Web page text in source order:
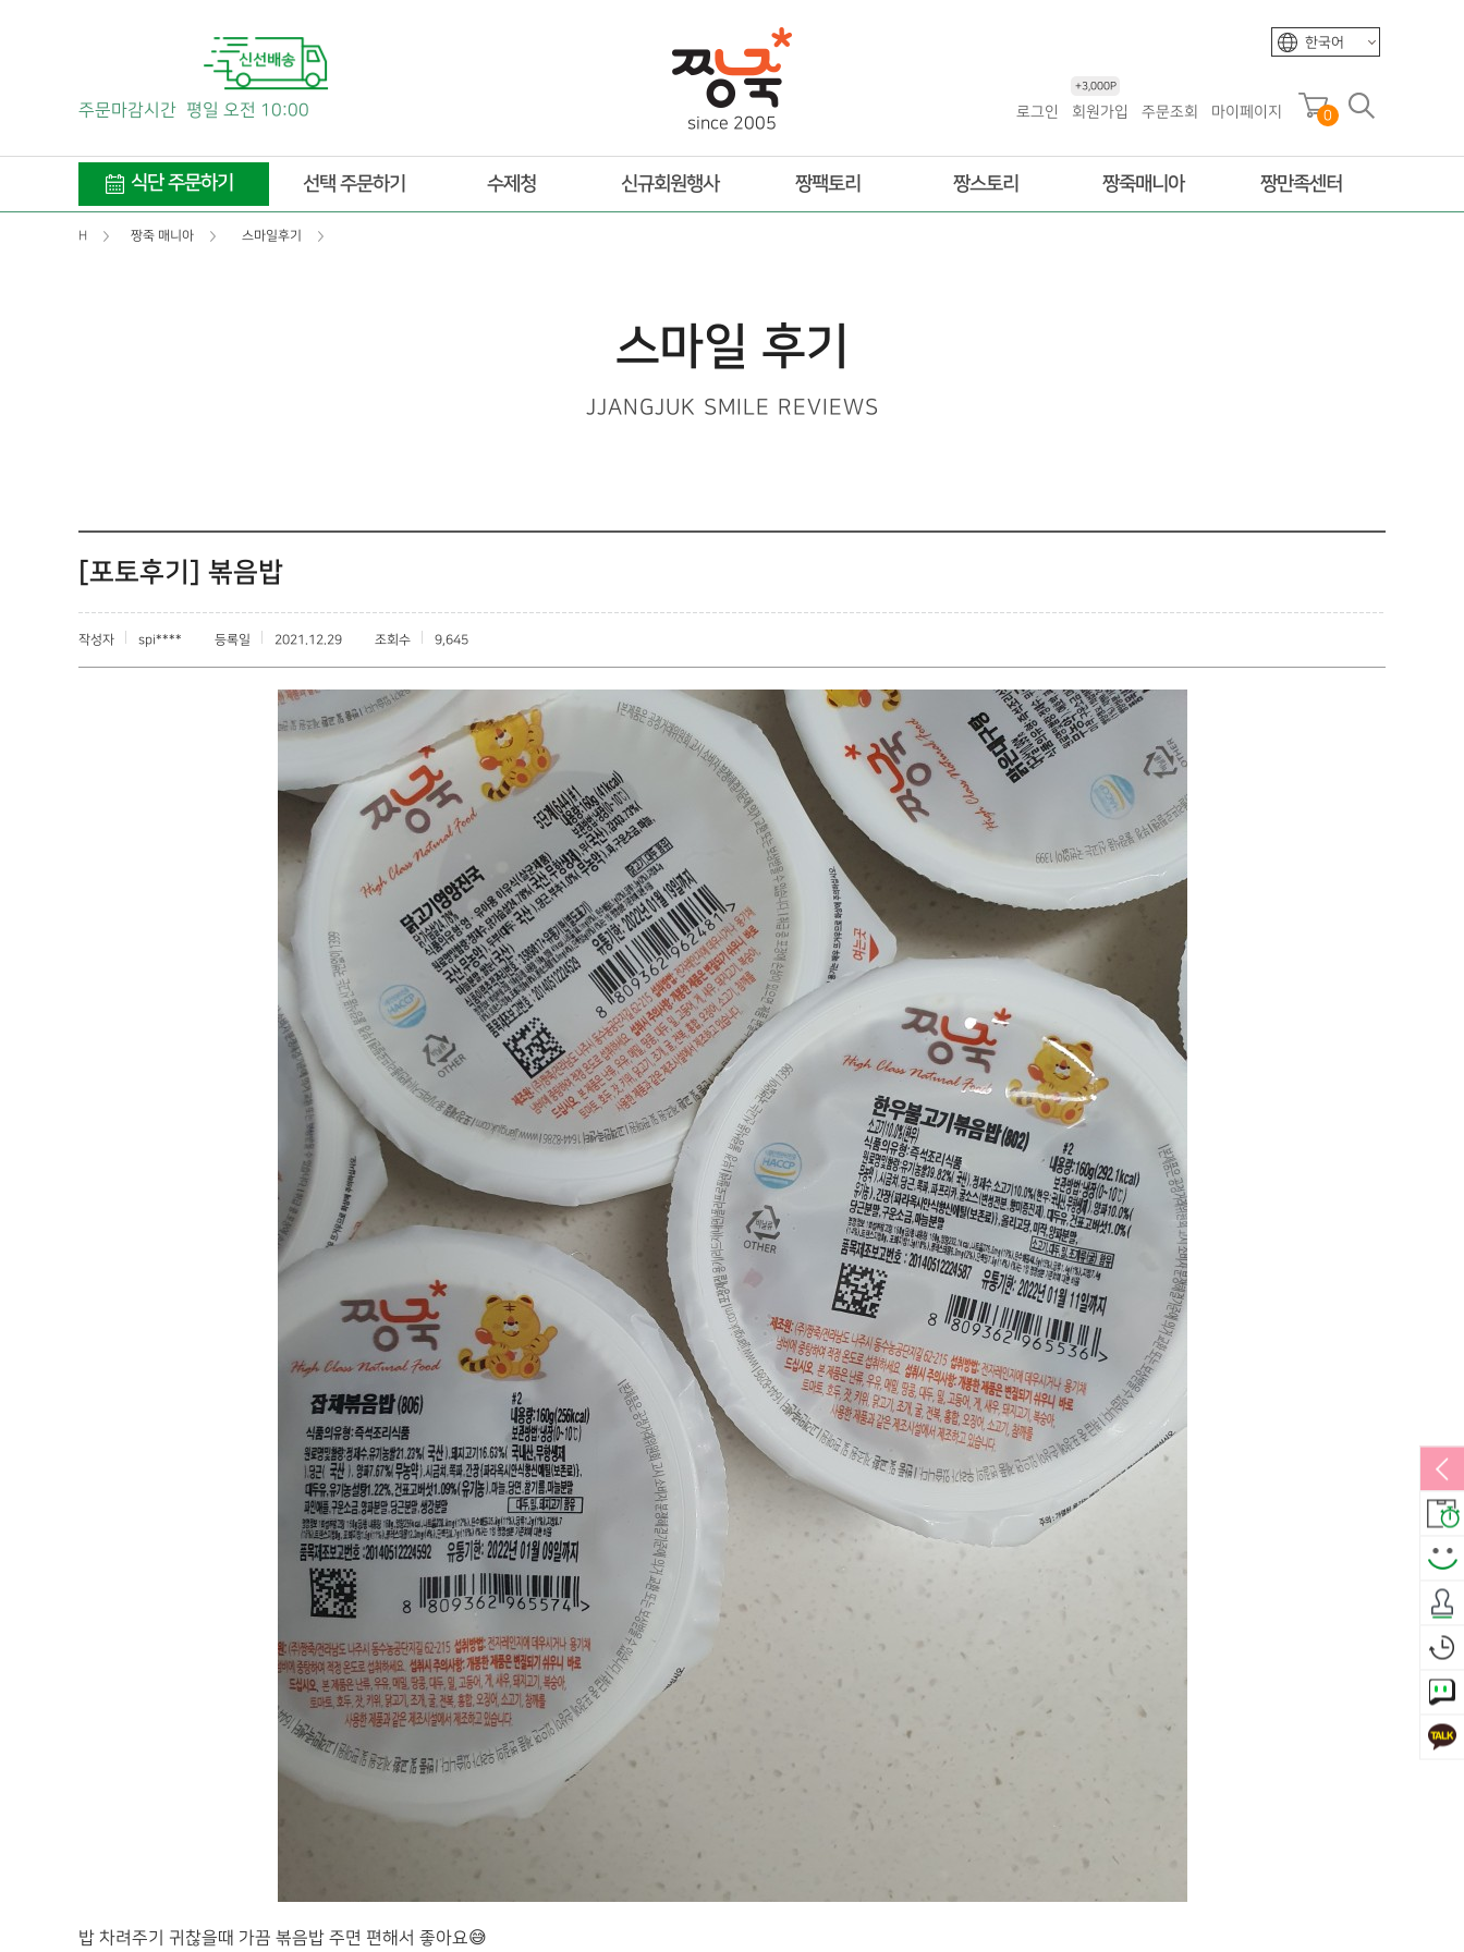
한국어
주문마감시간 평일 오전 10:00
since 2005
로그인 회원가입
+3,000P
주문조회 마이페이지 0
식단 주문하기 선택 주문하기 수제청 신규회원행사 짱팩토리 짱스토리 짱죽매니아 짱만족센터
H 짱죽 매니아 스마일후기
스마일 후기
JJANGJUK SMILE REVIEWS
[포토후기] 볶음밥
작성자 spi**** 등록일 2021.12.29 조회수 9,645
밥 차려주기 귀찮을때 가끔 볶음밥 주면 편해서 좋아요😅